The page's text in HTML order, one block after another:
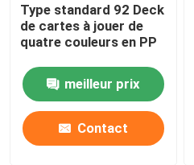
Type standard 92 Deck
de cartes à jouer de
quatre couleurs en PP
meilleur prix
Contact